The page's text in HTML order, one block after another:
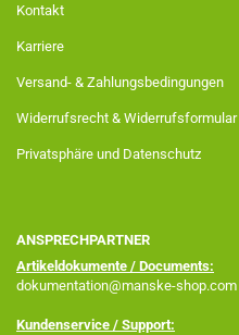
Kontakt
Karriere
Versand- & Zahlungsbedingungen
Widerrufsrecht & Widerrufsformular
Privatsphäre und Datenschutz
ANSPRECHPARTNER
Artikeldokumente / Documents:
dokumentation@manske-shop.com
Kundenservice / Support: